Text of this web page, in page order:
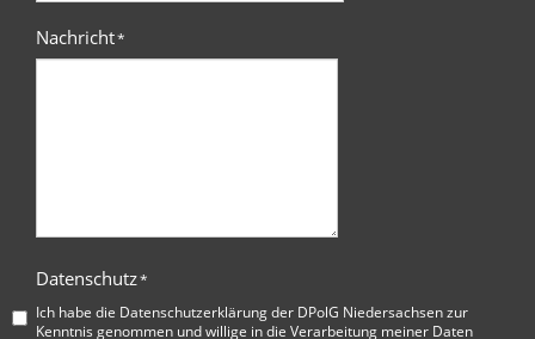
Nachricht*
Datenschutz*
Ich habe die Datenschutzerklärung der DPolG Niedersachsenzur
Kenntnis genommen und willige in die Verarbeitung meiner Daten